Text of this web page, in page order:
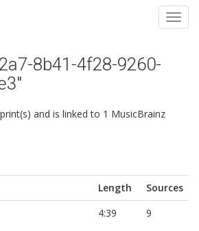
8b41-4f28-9260-
and is linked to 1 MusicBrainz
Length
Sources
4:39 9